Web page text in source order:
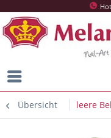
Übersicht leere